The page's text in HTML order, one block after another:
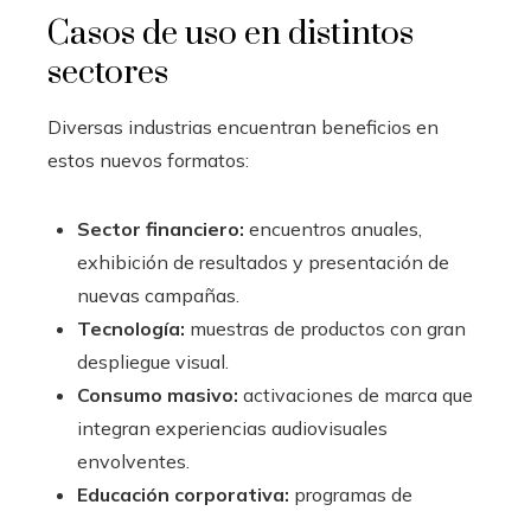
Casos de uso en distintos
sectores
Diversas industrias encuentran beneficios en
estos nuevos formatos:
Sector financiero: encuentros anuales,
exhibición de resultados y presentación de
nuevas campañas.
Tecnología: muestras de productos con gran
despliegue visual.
Consumo masivo: activaciones de marca que
integran experiencias audiovisuales
envolventes.
Educación corporativa: programas de